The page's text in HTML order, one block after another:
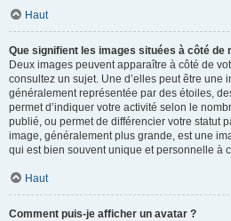
Haut
Que signifient les images situées à côté de
Deux images peuvent apparaître à côté de
consultez un sujet. Une d’elles peut être une
généralement représentée par des étoiles,
permet d’indiquer votre activité selon le
publié, ou permet de différencier votre statut
image, généralement plus grande, est une
qui est bien souvent unique et personnelle à
Haut
Comment puis-je afficher un avatar ?